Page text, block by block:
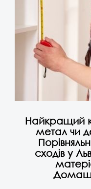
Найкращий
метал чи
сходів у